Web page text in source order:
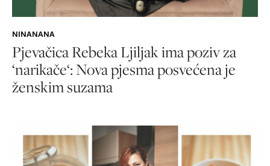
NINANANA
Pjevačica Rebeka Ljiljak ima poziv za
‘narikače‘: Nova pjesma posvećena je
ženskim suzama